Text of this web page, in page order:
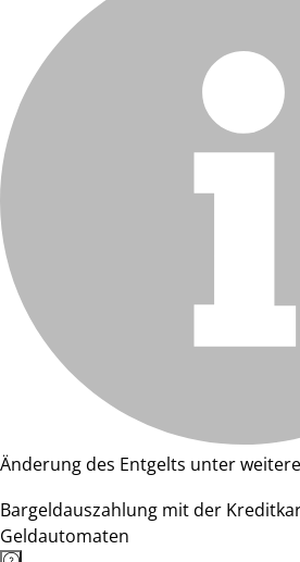
Änderung des Entgelts unter
Bargeldauszahlung mit der
Geldautomaten